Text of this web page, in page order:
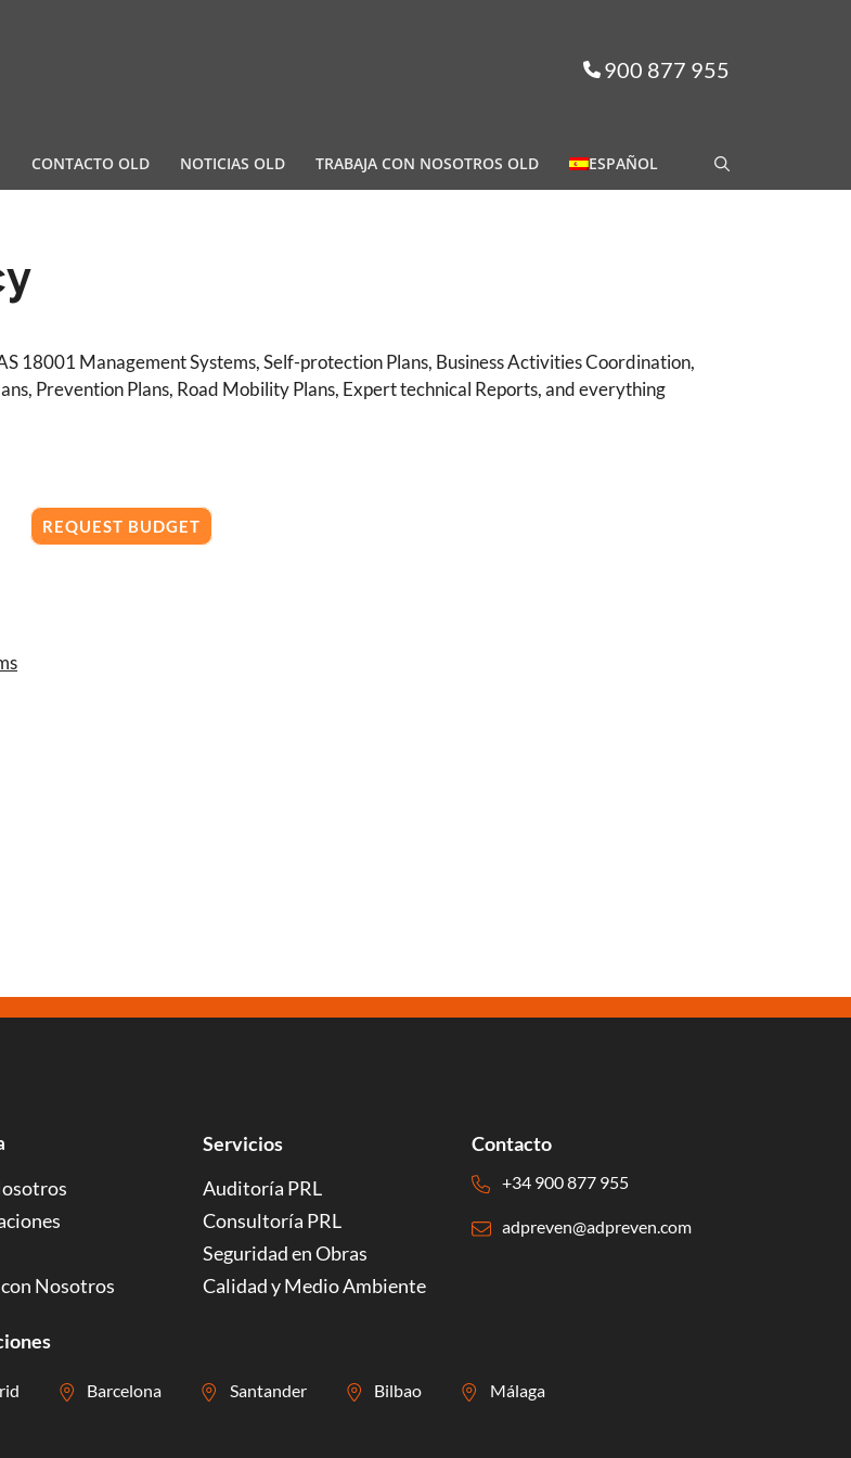
900 877 955
CONTACTO OLD NOTICIAS OLD TRABAJA CON NOSOTROS OLD ESPAÑOL
18001 Management Systems, Self-protection Plans, Business Activities Coordination,
Prevention Plans, Road Mobility Plans, Expert technical Reports, and everything
REQUEST BUDGET
Nosotros
Servicios
Auditoría PRL
Consultoría PRL
Seguridad en Obras
Calidad y Medio Ambiente
Contacto
+34 900 877 955
adpreven@adpreven.com
Barcelona Santander Bilbao Málaga